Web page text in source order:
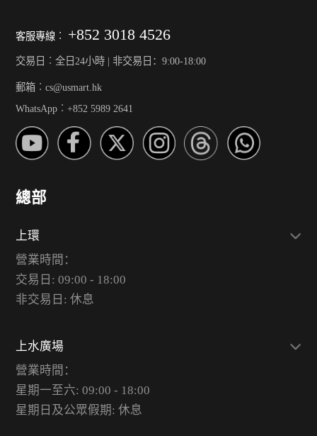
客服專線︰ +852 3018 4526
交易日︰全日24小時 | 非交易日：9:00-18:00
郵箱︰cs@usmart.hk
WhatsApp︰+852 5989 2641
總部
上環
營業時間：
交易日: 09:00 - 18:00
非交易日: 休息
上水廣場
營業時間：
星期一至六: 09:00 - 18:00
星期日及公眾假期: 休息